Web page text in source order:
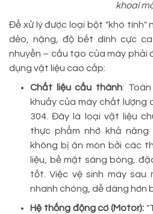
khoai
Để xử lý được loại bột "khó tính"
dẻo, nặng, độ bết dính cực
nhuyễn – cấu tạo của máy phải
dụng vật liệu cao cấp:
Chất liệu cấu thành:
khuấy của máy chất lượng
304. Đây là loại vật liệu
thực phẩm nhờ khả
không bị ăn mòn bởi các
liệu, bề mặt sáng bóng,
tốt. Việc vệ sinh máy sau
nhanh chóng, dễ dàng hơn
Hệ thống động cơ (Motor):